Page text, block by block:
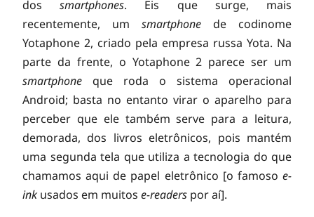
:
o
s
m
dossmartphones. Eis que surge, mais
recentemente, um smartphone de codinome
Yotaphone 2, criado pela empresa russa Yota. Na
parte da frente, o Yotaphone 2 parece ser um
smartphone que roda o sistema operacional
Android; basta no entanto virar o aparelho para
perceber que ele também serve para a leitura,
demorada, dos livros eletrônicos, pois mantém
uma segunda tela que utiliza a tecnologia do que
chamamos aqui de papel eletrônico [o famoso e-
ink usados em muitos e-readers por aí].